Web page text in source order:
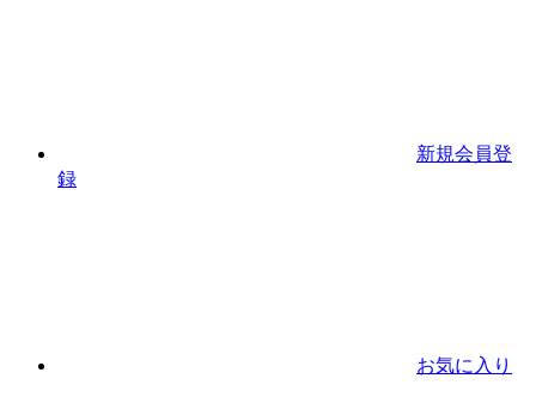
新規会員登
録
お気に入り